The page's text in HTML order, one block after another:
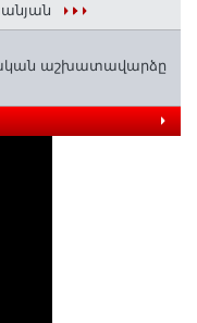
աշխատավարձը